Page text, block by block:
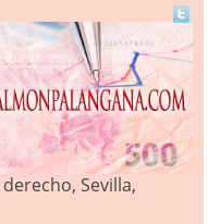
Sevilla,